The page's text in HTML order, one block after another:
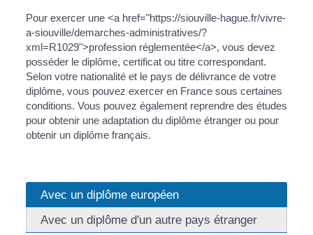
Pour exercer une <a href="https://siouville-hague.fr/vivre-
a-siouville/demarches-administratives/?
xml=R1029">profession réglementée</a>, vous devez
posséder le diplôme, certificat ou titre correspondant.
Selon votre nationalité et le pays de délivrance de votre
diplôme, vous pouvez exercer en France sous certaines
conditions. Vous pouvez également reprendre des études
pour obtenir une adaptation du diplôme étranger ou pour
obtenir un diplôme français.
Avec un diplôme européen
Avec un diplôme d'un autre pays étranger